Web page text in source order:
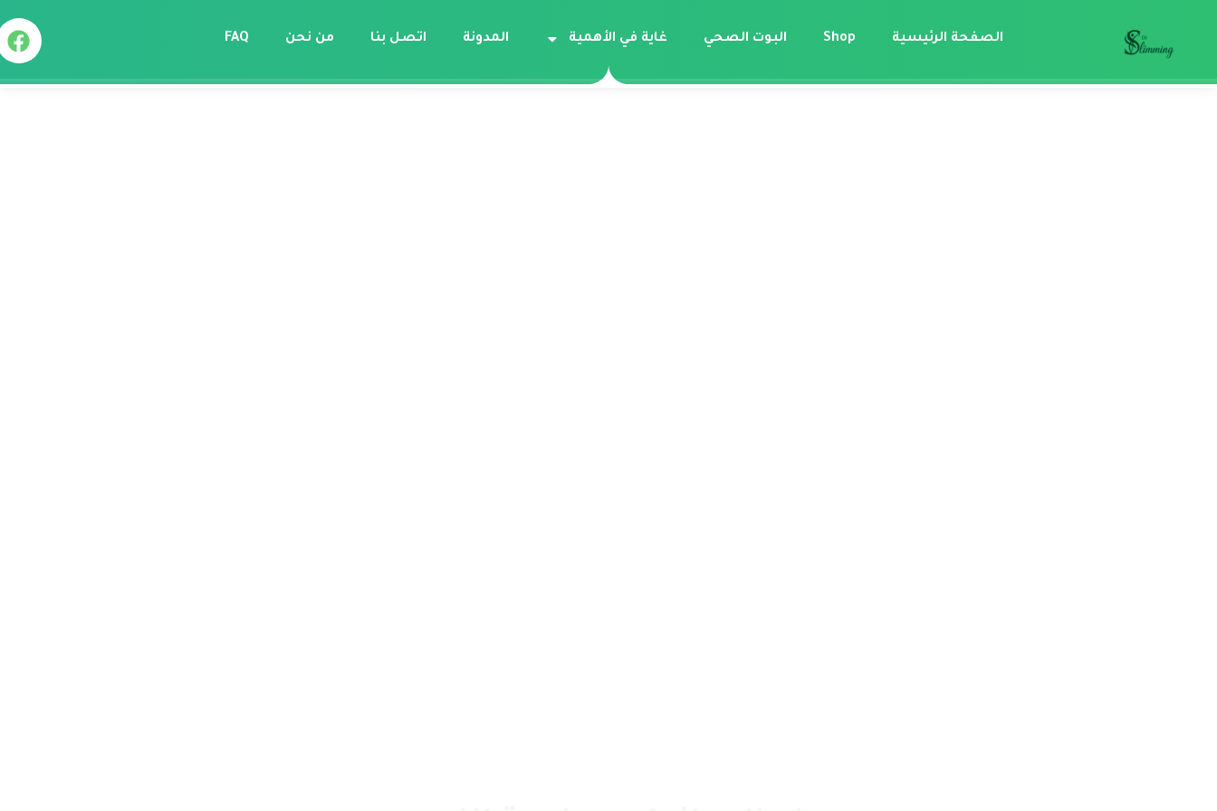
الصفحة الرئيسية Shop البوت الصحي غاية في الأهمية المدونة اتصل بنا من نحن FAQ